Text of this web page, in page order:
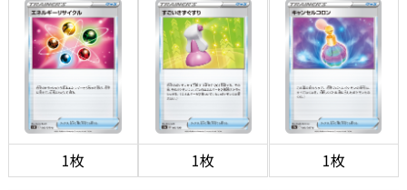
1枚 1枚 1枚